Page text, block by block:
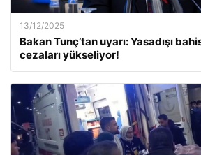
13/12/2025
Bakan Tunç’tan uyarı: Yasadışı
cezaları yükseliyor!